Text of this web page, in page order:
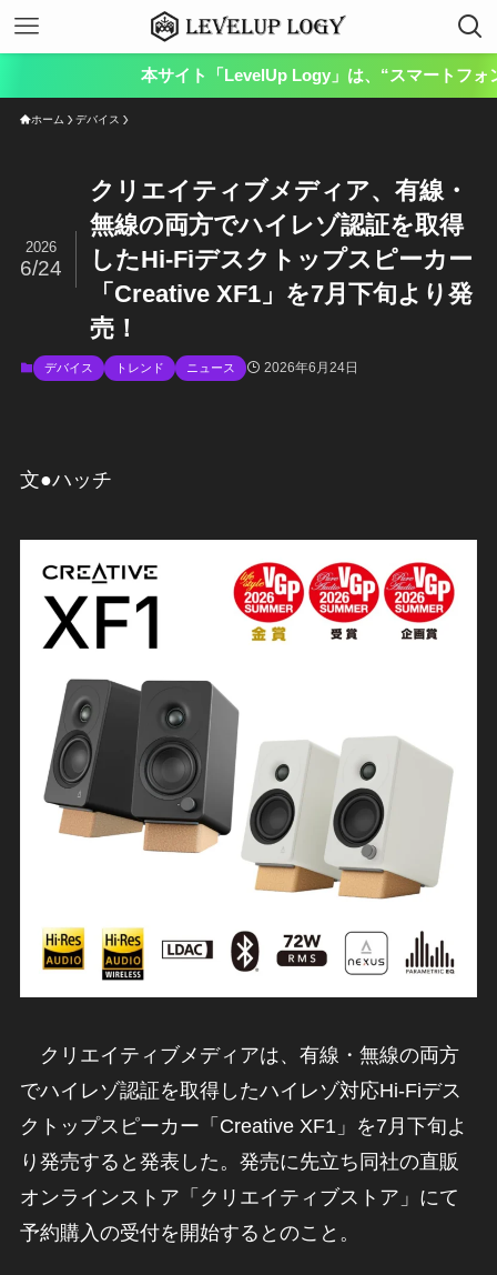
本サイト「LevelUp Logy」は、“スマートフォンやパソコン
ホーム デバイス
クリエイティブメディア、有線・
無線の両方でハイレゾ認証を取得
したHi-Fiデスクトップスピーカー
「Creative XF1」を7月下旬より発
売！
2026
6/24
デバイス トレンド ニュース 2026年6月24日
文●ハッチ
クリエイティブメディアは、有線・無線の両方
でハイレゾ認証を取得したハイレゾ対応Hi-Fiデス
クトップスピーカー「Creative XF1」を7月下旬よ
り発売すると発表した。発売に先立ち同社の直販
オンラインストア「クリエイティブストア」にて
予約購入の受付を開始するとのこと。